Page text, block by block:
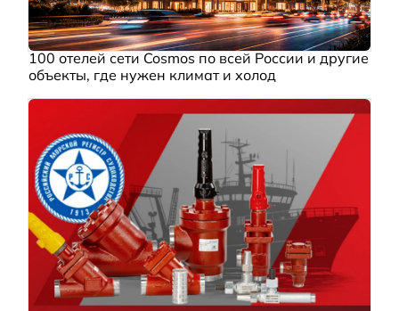
100 отелей сети Cosmos по всей России и другие
объекты, где нужен климат и холод